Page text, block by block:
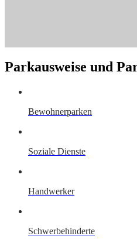
Parkausweise und
Bewohnerparken
Soziale Dienste
Handwerker
Schwerbehinderte